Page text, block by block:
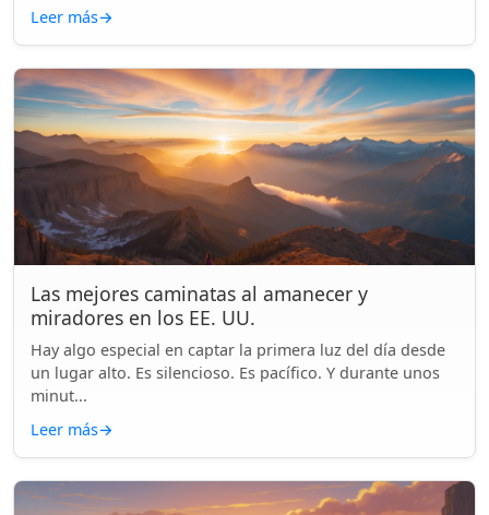
Leer más→
Las mejores caminatas al amanecer y
miradores en los EE. UU.
Hay algo especial en captar la primera luz del día desde
un lugar alto. Es silencioso. Es pacífico. Y durante unos
minut...
Leer más→